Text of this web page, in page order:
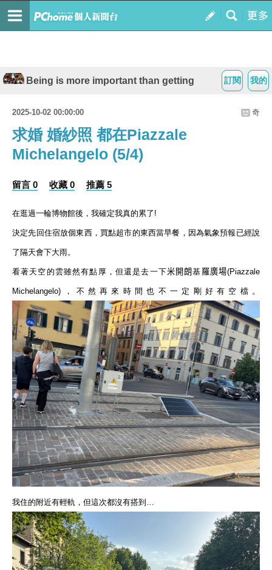
我的
訂閱
Being is more important than getting
2025-10-02 00:00:00 奇
求婚 婚紗照 都在Piazzale
Michelangelo (5/4)
留言 0 收藏 0 推薦 5
在逛過一輪博物館後，我確定我真的累了 !
決定先回住宿放個東西，買點超市的東西當早餐，因為氣象預報已經說
了隔天會下大雨。
看著天空的雲雖然有點厚，但還是去一下米開朗基 羅廣場(Piazzale
Michelangelo) ，不然再來時間也不一定剛好有空檔。
我住的附近有輕軌，但這次都沒有搭到…